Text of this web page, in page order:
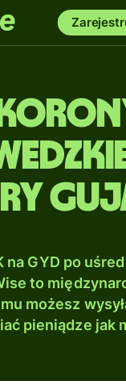
na GYD po
to
możesz
pieniądze jak